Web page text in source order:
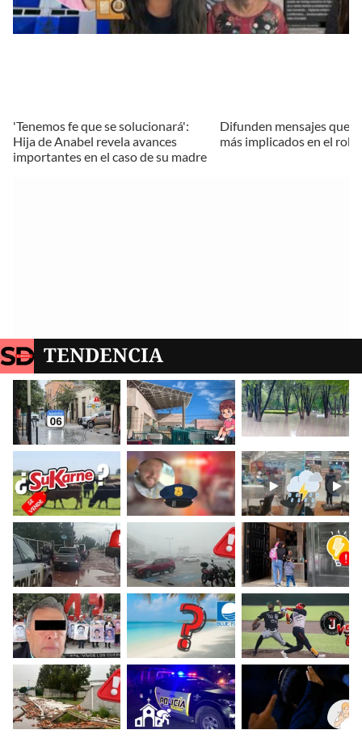
'Tenemos fe que se solucionará':
Hija de Anabel revela avances
importantes en el caso de su madre
Difunden mensajes que
más implicados en el
TENDENCIA